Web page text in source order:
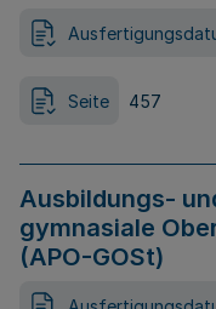
Seite 457
Ausbildungs-
gymnasiale
(APO-GOSt)